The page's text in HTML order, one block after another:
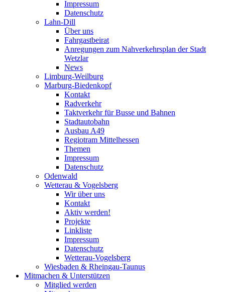
Impressum
Datenschutz
Lahn-Dill
Über uns
Fahrgastbeirat
Anregungen zum Nahverkehrsplan der Stadt
Wetzlar
News
Limburg-Weilburg
Marburg-Biedenkopf
Kontakt
Radverkehr
Taktverkehr für Busse und Bahnen
Stadtautobahn
Ausbau A49
Regiotram Mittelhessen
Themen
Impressum
Datenschutz
Odenwald
Wetterau & Vogelsberg
Wir über uns
Kontakt
Aktiv werden!
Projekte
Linkliste
Impressum
Datenschutz
Wetterau-Vogelsberg
Wiesbaden & Rheingau-Taunus
Mitmachen & Unterstützen
Mitglied werden